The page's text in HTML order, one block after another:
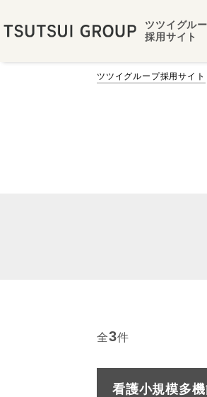
ツツイグル
採用サイト
ツツイグループ採用サイト
全3件
看護小規模多